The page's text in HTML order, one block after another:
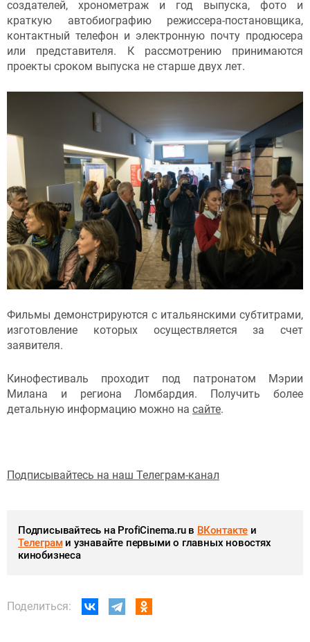
создателей, хронометраж и год выпуска, фото и
краткую автобиографию режиссера-постановщика,
контактный телефон и электронную почту продюсера
или представителя. К рассмотрению принимаются
проекты сроком выпуска не старше двух лет.
Фильмы демонстрируются с итальянскими субтитрами,
изготовление которых осуществляется за счет
заявителя.
Кинофестиваль проходит под патронатом Мэрии
Милана и региона Ломбардия. Получить более
детальную информацию можно на сайте.
Подписывайтесь на наш Телеграм-канал
Подписывайтесь на ProfiCinema.ru в ВКонтакте и
Телеграми узнавайте первыми о главных новостях
кинобизнеса
Поделиться: